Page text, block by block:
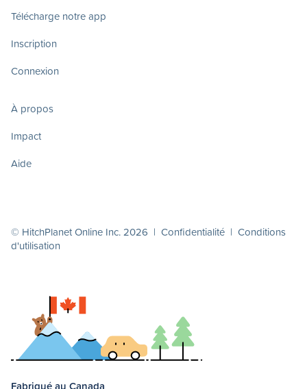
Télécharge notre app
Inscription
Connexion
À propos
Impact
Aide
© HitchPlanet Online Inc. 2026 | Confidentialité | Conditions
d'utilisation
Fabriqué au Canada